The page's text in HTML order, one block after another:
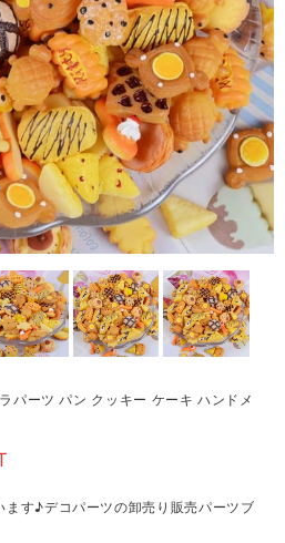
ーツ パン クッキー ケーキ ハンドメ
ます♪デコパーツの卸売り販売パーツブ